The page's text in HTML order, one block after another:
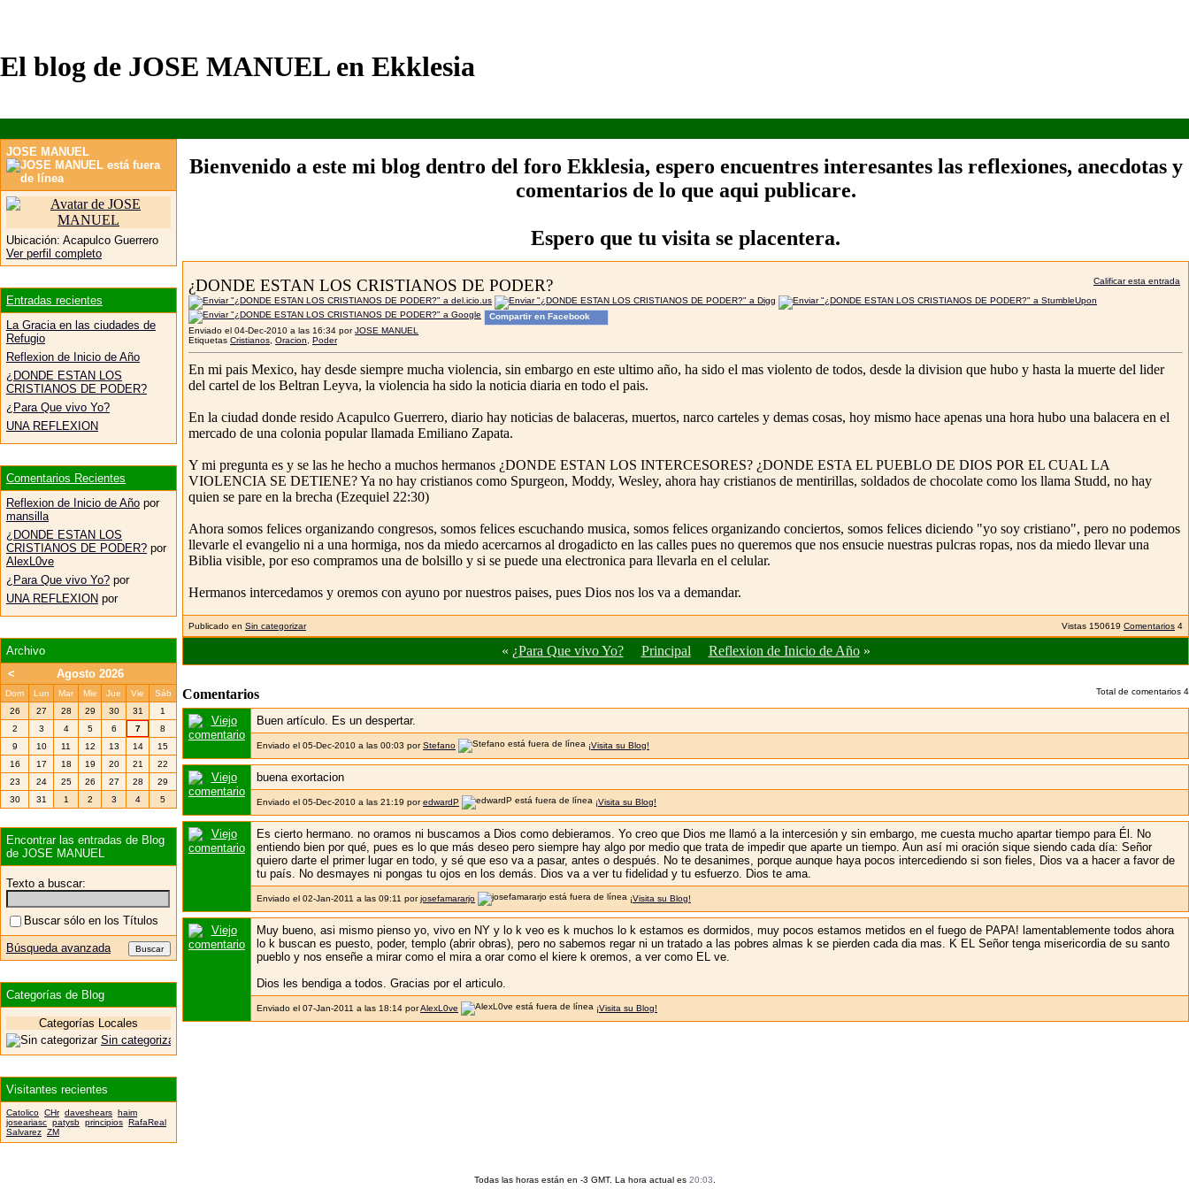
El blog de JOSE MANUEL en Ekklesia
Bienvenido a este mi blog dentro del foro Ekklesia, espero encuentres interesantes las reflexiones, anecdotas y
comentarios de lo que aqui publicare.
Espero que tu visita se placentera.
Calificar esta entrada
¿DONDE ESTAN LOS CRISTIANOS DE PODER?
Compartir en Facebook
Enviado el 04-Dec-2010 a las 16:34 porJOSE MANUEL
Etiquetas Cristianos Oracion Poder
En mi pais Mexico, hay desde siempre mucha violencia, sin embargo en este ultimo año, ha sido el mas violento de todos, desde la division que hubo y hasta la muerte del lider
del cartel de los Beltran Leyva, la violencia ha sido la noticia diaria en todo el pais.
En la ciudad donde resido Acapulco Guerrero, diario hay noticias de balaceras, muertos, narco carteles y demas cosas, hoy mismo hace apenas una hora hubo una balacera en el
mercado de una colonia popular llamada Emiliano Zapata.
Y mi pregunta es y se las he hecho a muchos hermanos ¿DONDE ESTAN LOS INTERCESORES? ¿DONDE ESTA EL PUEBLO DE DIOS POR EL CUAL LA
VIOLENCIA SE DETIENE? Ya no hay cristianos como Spurgeon, Moddy, Wesley, ahora hay cristianos de mentirillas, soldados de chocolate como los llama Studd, no hay
quien se pare en la brecha (Ezequiel 22:30)
Ahora somos felices organizando congresos, somos felices escuchando musica, somos felices organizando conciertos, somos felices diciendo "yo soy cristiano", pero no podemos
llevarle el evangelio ni a una hormiga, nos da miedo acercarnos al drogadicto en las calles pues no queremos que nos ensucie nuestras pulcras ropas, nos da miedo llevar una
Biblia visible, por eso compramos una de bolsillo y si se puede una electronica para llevarla en el celular.
Hermanos intercedamos y oremos con ayuno por nuestros paises, pues Dios nos los va a demandar.
Publicado en Sin categorizar Vistas 150619 Comentarios 4
« ¿Para Que vivo Yo? Principal Reflexion de Inicio de Año»
Total de comentarios 4
Comentarios
Buen artículo. Es un despertar.
Enviado el 05-Dec-2010 a las 00:03 porStefano ¡Visita su Blog!
buena exortacion
Enviado el 05-Dec-2010 a las 21:19 poredwardP ¡Visita su Blog!
Es cierto hermano. no oramos ni buscamos a Dios como debieramos. Yo creo que Dios me llamó a la intercesión y sin embargo, me cuesta mucho apartar tiempo para Él. No
entiendo bien por qué, pues es lo que más deseo pero siempre hay algo por medio que trata de impedir que aparte un tiempo. Aun así mi oración sique siendo cada día: Señor
quiero darte el primer lugar en todo, y sé que eso va a pasar, antes o después. No te desanimes, porque aunque haya pocos intercediendo si son fieles, Dios va a hacer a favor de
tu país. No desmayes ni pongas tu ojos en los demás. Dios va a ver tu fidelidad y tu esfuerzo. Dios te ama.
Enviado el 02-Jan-2011 a las 09:11 porjosefamararjo ¡Visita su Blog!
Muy bueno, asi mismo pienso yo, vivo en NY y lo k veo es k muchos lo k estamos es dormidos, muy pocos estamos metidos en el fuego de PAPA! lamentablemente todos ahora
lo k buscan es puesto, poder, templo (abrir obras), pero no sabemos regar ni un tratado a las pobres almas k se pierden cada dia mas. K EL Señor tenga misericordia de su santo
pueblo y nos enseñe a mirar como el mira a orar como el kiere k oremos, a ver como EL ve.
Dios les bendiga a todos. Gracias por el articulo.
Enviado el 07-Jan-2011 a las 18:14 porAlexL0ve ¡Visita su Blog!
JOSE MANUEL
Ubicación: Acapulco Guerrero
Ver perfil completo
Entradas recientes
La Gracia en las ciudades de
Refugio
Reflexion de Inicio de Año
¿DONDE ESTAN LOS
CRISTIANOS DE PODER?
¿Para Que vivo Yo?
UNA REFLEXION
Comentarios Recientes
Reflexion de Inicio de Año por
mansilla
¿DONDE ESTAN LOS
CRISTIANOS DE PODER? por
AlexL0ve
¿Para Que vivo Yo? por
UNA REFLEXION por
Archivo
<
Agosto 2026
Dom Lun Mar Mie Jue Vie
Sáb
26
27 28 29 30 31
1
2
3 4 5 6 7
8
9
10 11 12 13 14
15
16
17 18 19 20 21
22
23
24 25 26 27 28
29
30
31 1 2 3 4 5
Encontrar las entradas de Blog
de JOSE MANUEL
Texto a buscar:
Buscar sólo en los Títulos
Búsqueda avanzada
Categorías de Blog
Categorías Locales
Sin categorizar
Visitantes recientes
Catolico CHr daveshears
haim
joseariasc patysb principios
RafaReal
Salvarez ZM
Todas las horas están en -3 GMT. La hora actual es 20:03.